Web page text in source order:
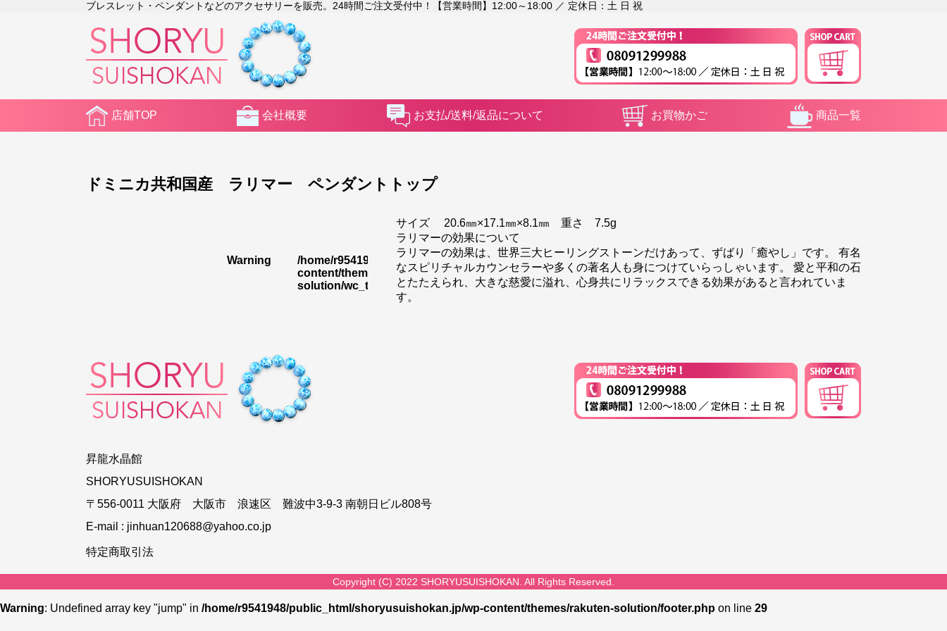
ブレスレット・ペンダントなどのアクセサリーを販売。24時間ご注文受付中！【営業時間】12:00～18:00 ／ 定休日：土 日 祝
店舗TOP 会社概要 お支払/送料/返品について お買物かご 商品一覧
ドミニカ共和国産 ラリマー ペンダントトップ
Warning
/home/r9541948/public_html/shoryusuishokan.jp/wp-
content/themes/rakuten-
solution/wc_templates/wc_item_single.php
サイズ 20.6㎜×17.1㎜×8.1㎜ 重さ 7.5g
ラリマーの効果について
ラリマーの効果は、世界三大ヒーリングストーンだけあって、ずばり「癒やし」です。 有名
なスピリチャルカウンセラーや多くの著名人も身につけていらっしゃいます。 愛と平和の石
とたたえられ、大きな慈愛に溢れ、心身共にリラックスできる効果があると言われていま
す。
昇龍水晶館
SHORYUSUISHOKAN
〒556-0011 大阪府 大阪市 浪速区 難波中3-9-3 南朝日ビル808号
E-mail : jinhuan120688@yahoo.co.jp
特定商取引法
Copyright (C) 2022 SHORYUSUISHOKAN. All Rights Reserved.
Warning: Undefined array key "jump" in /home/r9541948/public_html/shoryusuishokan.jp/wp-content/themes/rakuten-solution/footer.php on line 29